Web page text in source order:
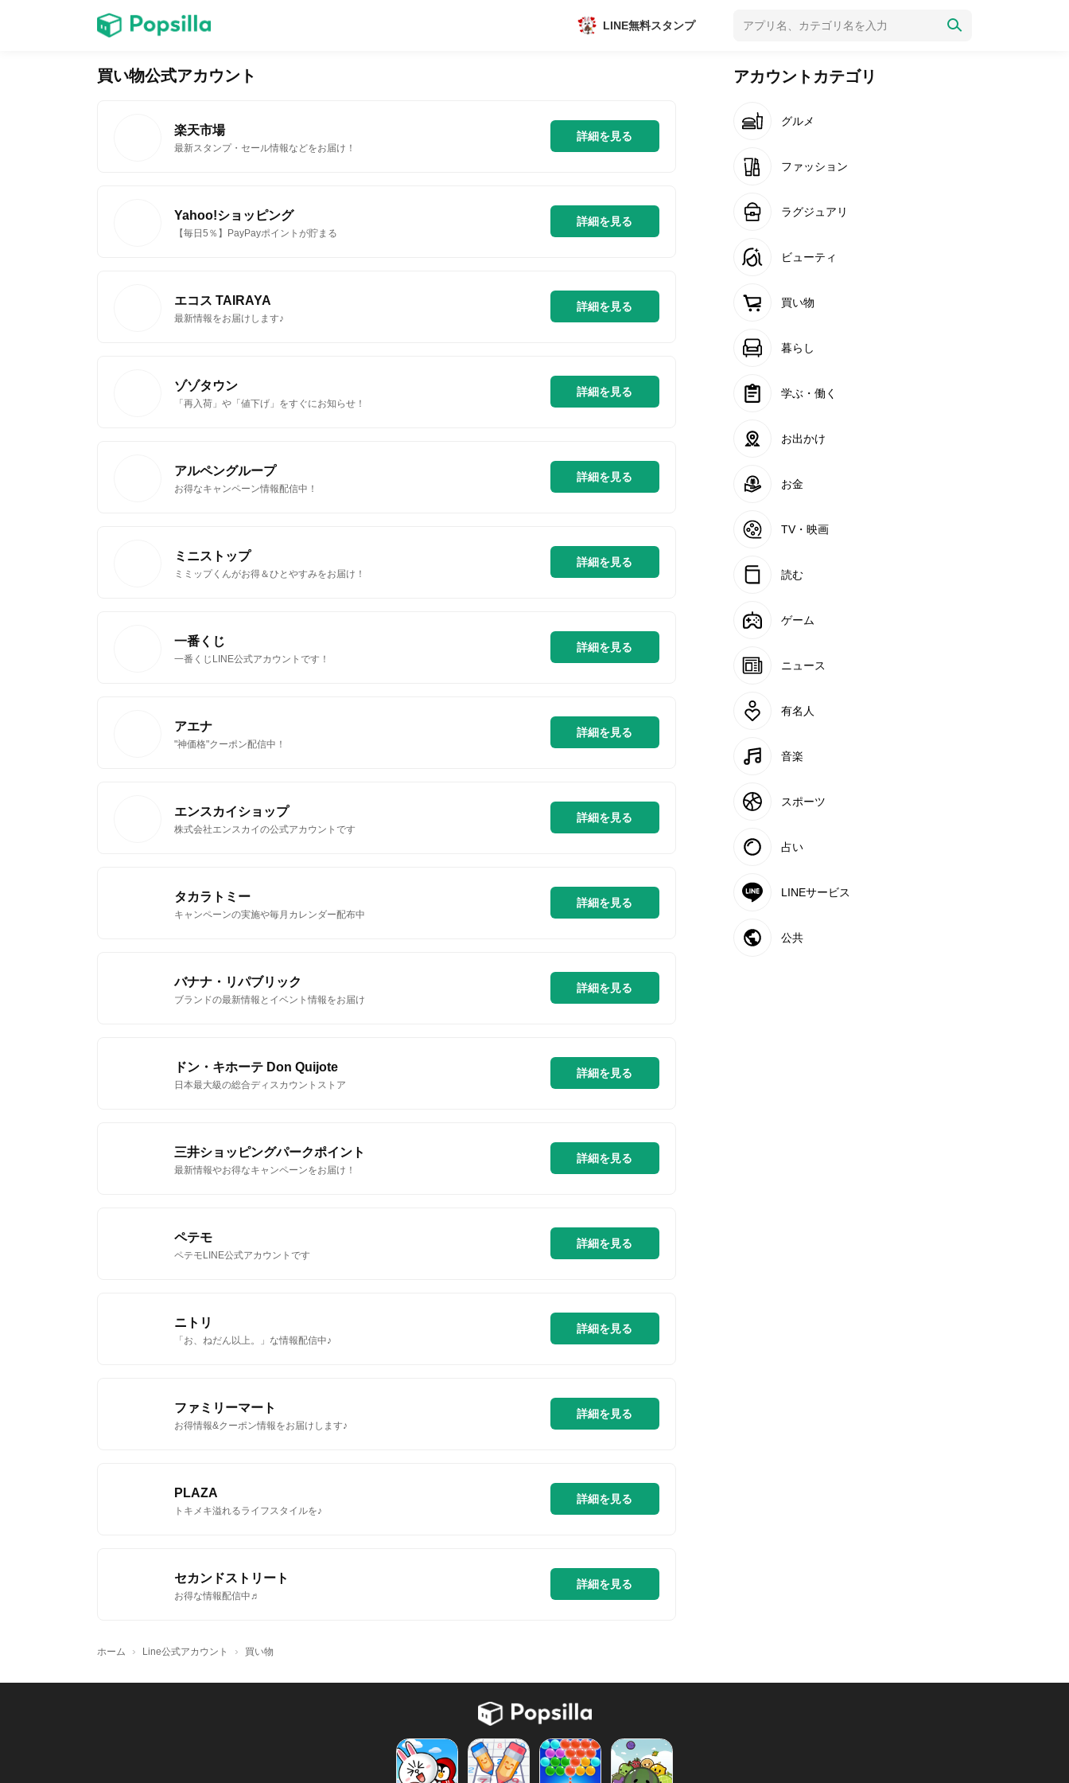
LINE無料スタンプ
買い物公式アカウント
楽天市場
最新スタンプ・セール情報などをお届け！
詳細を見る
Yahoo!ショッピング
【毎日5％】PayPayポイントが貯まる
詳細を見る
エコス TAIRAYA
最新情報をお届けします♪
詳細を見る
ゾゾタウン
「再入荷」や「値下げ」をすぐにお知らせ！
詳細を見る
アルペングループ
お得なキャンペーン情報配信中！
詳細を見る
ミニストップ
ミミップくんがお得＆ひとやすみをお届け！
詳細を見る
一番くじ
一番くじLINE公式アカウントです！
詳細を見る
アエナ
"神価格"クーポン配信中！
詳細を見る
エンスカイショップ
株式会社エンスカイの公式アカウントです
詳細を見る
タカラトミー
キャンペーンの実施や毎月カレンダー配布中
詳細を見る
バナナ・リパブリック
ブランドの最新情報とイベント情報をお届け
詳細を見る
ドン・キホーテ Don Quijote
日本最大級の総合ディスカウントストア
詳細を見る
三井ショッピングパークポイント
最新情報やお得なキャンペーンをお届け！
詳細を見る
ペテモ
ペテモLINE公式アカウントです
詳細を見る
ニトリ
「お、ねだん以上。」な情報配信中♪
詳細を見る
ファミリーマート
お得情報&クーポン情報をお届けします♪
詳細を見る
PLAZA
トキメキ溢れるライフスタイルを♪
詳細を見る
セカンドストリート
お得な情報配信中♬
詳細を見る
ホーム › Line公式アカウント › 買い物
アカウントカテゴリ
グルメ
ファッション
ラグジュアリ
ビューティ
買い物
暮らし
学ぶ・働く
お出かけ
お金
TV・映画
読む
ゲーム
ニュース
有名人
音楽
スポーツ
占い
LINEサービス
公共